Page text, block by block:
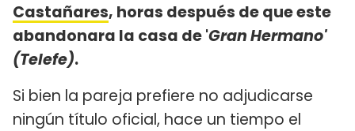
Castañares, horas después de que este
abandonara la casa de 'Gran Hermano'
(Telefe).
Si bien la pareja prefiere no adjudicarse
ningún título oficial, hace un tiempo el